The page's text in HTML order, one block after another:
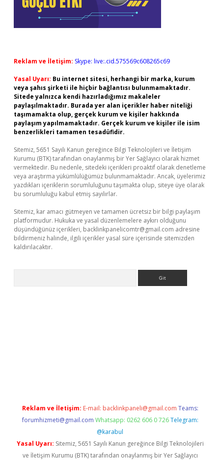
Reklam ve İletişim: Skype: live:.cid.575569c608265c69
Yasal Uyarı: Bu internet sitesi, herhangi bir marka, kurum
veya şahıs şirketi ile hiçbir bağlantısı bulunmamaktadır.
Sitede yalnızca kendi hazırladığımız makaleler
paylaşılmaktadır. Burada yer alan içerikler haber niteliği
taşımamakta olup, gerçek kurum ve kişiler hakkında
paylaşım yapılmamaktadır. Gerçek kurum ve kişiler ile isim
benzerlikleri tamamen tesadüfidir.
Sitemiz, 5651 Sayılı Kanun gereğince Bilgi Teknolojileri ve İletişim
Kurumu (BTK) tarafından onaylanmış bir Yer Sağlayıcı olarak hizmet
vermektedir. Bu nedenle, sitedeki içerikleri proaktif olarak denetleme
veya araştırma yükümlülüğümüz bulunmamaktadır. Ancak, üyelerimiz
yazdıkları içeriklerin sorumluluğunu taşımakta olup, siteye üye olarak
bu sorumluluğu kabul etmiş sayılırlar.
Sitemiz, kar amacı gütmeyen ve tamamen ücretsiz bir bilgi paylaşım
platformudur. Hukuka ve yasal düzenlemelere aykırı olduğunu
düşündüğünüz içerikleri, backlinkpanelicomtr@gmail.com adresine
bildirmeniz halinde, ilgili içerikler yasal süre içerisinde sitemizden
kaldırılacaktır.
Reklam ve İletişim: E-mail: backlinkpaneli@gmail.com Teams:
forumhizmeti@gmail.com Whatsapp: 0262 606 0 726 Telegram:
@karabul
Yasal Uyarı: Sitemiz, 5651 Sayılı Kanun gereğince Bilgi Teknolojileri
ve İletişim Kurumu (BTK) tarafından onaylanmış bir Yer Sağlayıcı